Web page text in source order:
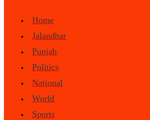
Home
Jalandhar
Punjab
Politics
National
World
Sports